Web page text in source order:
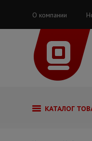
О компании
КАТАЛОГ